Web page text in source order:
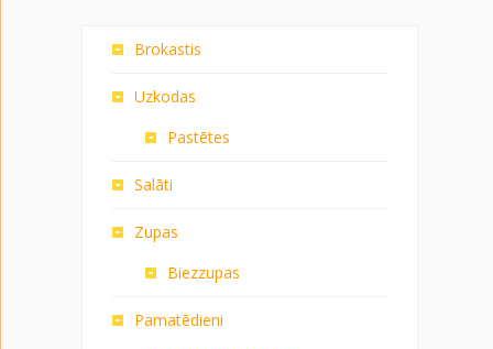
Brokastis
Uzkodas
Pastētes
Salāti
Zupas
Biezzupas
Pamatēdieni